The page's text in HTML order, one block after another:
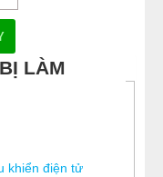
LÀM
khiển điện tử